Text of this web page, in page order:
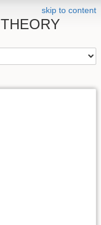
skip to content
THEORY